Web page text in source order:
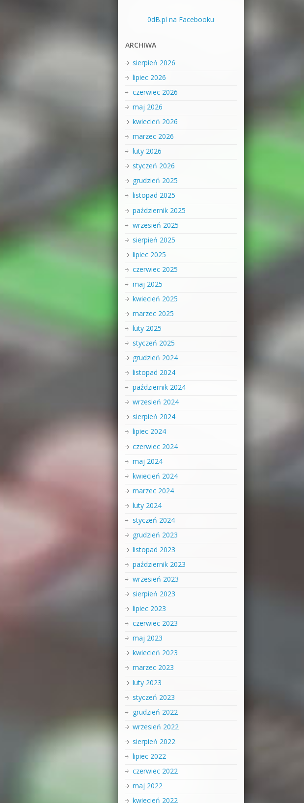
0dB.pl na Facebooku
ARCHIWA
sierpień 2026
lipiec 2026
czerwiec 2026
maj 2026
kwiecień 2026
marzec 2026
luty 2026
styczeń 2026
grudzień 2025
listopad 2025
październik 2025
wrzesień 2025
sierpień 2025
lipiec 2025
czerwiec 2025
maj 2025
kwiecień 2025
marzec 2025
luty 2025
styczeń 2025
grudzień 2024
listopad 2024
październik 2024
wrzesień 2024
sierpień 2024
lipiec 2024
czerwiec 2024
maj 2024
kwiecień 2024
marzec 2024
luty 2024
styczeń 2024
grudzień 2023
listopad 2023
październik 2023
wrzesień 2023
sierpień 2023
lipiec 2023
czerwiec 2023
maj 2023
kwiecień 2023
marzec 2023
luty 2023
styczeń 2023
grudzień 2022
wrzesień 2022
sierpień 2022
lipiec 2022
czerwiec 2022
maj 2022
kwiecień 2022